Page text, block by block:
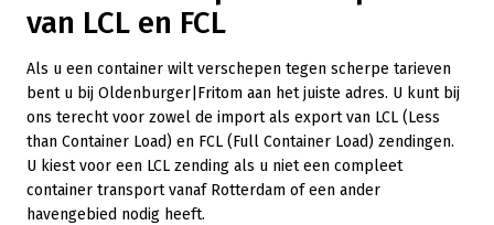
van LCL en FCL
Als u een container wilt verschepen tegen scherpe tarieven
bent u bij Oldenburger|Fritom aan het juiste adres. U kunt bij
ons terecht voor zowel de import als export van LCL (Less
than Container Load) en FCL (Full Container Load) zendingen.
U kiest voor een LCL zending als u niet een compleet
container transport vanaf Rotterdam of een ander
havengebied nodig heeft.